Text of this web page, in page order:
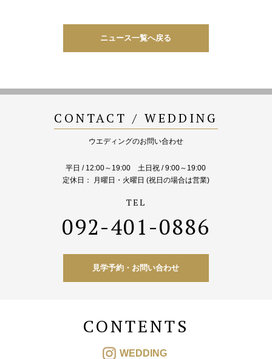
ニュース一覧へ戻る
CONTACT / WEDDING
ウエディングのお問い合わせ
平日 / 12:00～19:00 土日祝 / 9:00～19:00
定休日： 月曜日・火曜日 (祝日の場合は営業)
092-401-0886
見学予約・お問い合わせ
CONTENTS
WEDDING